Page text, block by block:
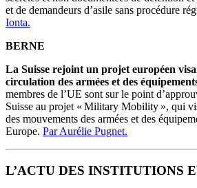
et de demandeurs d’asile sans procédure
Ionta.
BERNE
La Suisse rejoint un projet européen
circulation des armées et des
membres de l’UE sont sur le point
Suisse au projet « Military Mobility », qui
des mouvements des armées et des
Europe. Par Aurélie Pugnet.
L’ACTU DES INSTITUTIONS